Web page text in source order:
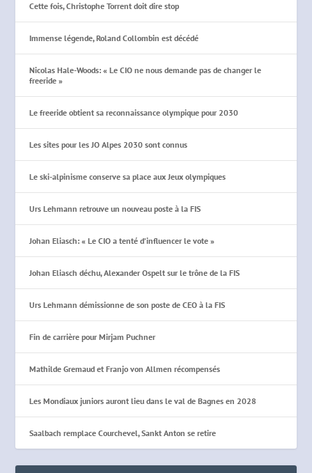
Cette fois, Christophe Torrent doit dire stop
Immense légende, Roland Collombin est décédé
Nicolas Hale-Woods: « Le CIO ne nous demande pas de changer le
freeride »
Le freeride obtient sa reconnaissance olympique pour 2030
Les sites pour les JO Alpes 2030 sont connus
Le ski-alpinisme conserve sa place aux Jeux olympiques
Urs Lehmann retrouve un nouveau poste à la FIS
Johan Eliasch: « Le CIO a tenté d’influencer le vote »
Johan Eliasch déchu, Alexander Ospelt sur le trône de la FIS
Urs Lehmann démissionne de son poste de CEO à la FIS
Fin de carrière pour Mirjam Puchner
Mathilde Gremaud et Franjo von Allmen récompensés
Les Mondiaux juniors auront lieu dans le val de Bagnes en 2028
Saalbach remplace Courchevel, Sankt Anton se retire